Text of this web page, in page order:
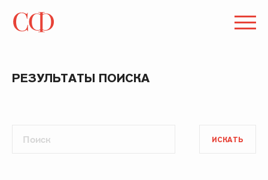
РЕЗУЛЬТАТЫ ПОИСКА
ИСКАТЬ